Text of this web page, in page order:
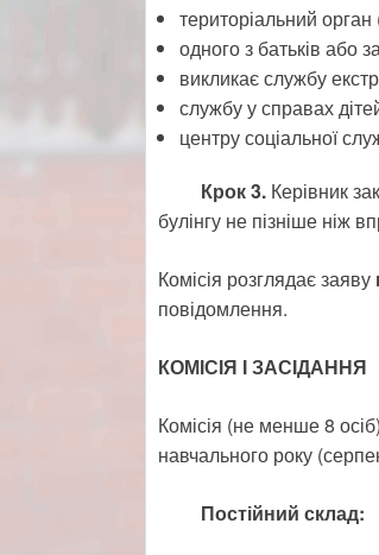
територіальний орган
одного з батьків або
викликає службу
службу у справах
центру соціальної
Крок 3. Керівник
булінгу не пізніше ніж
Комісія розглядає заяву
повідомлення.
КОМІСІЯ І ЗАСІДАННЯ
Комісія (не менше 8
навчального року
Постійний склад: